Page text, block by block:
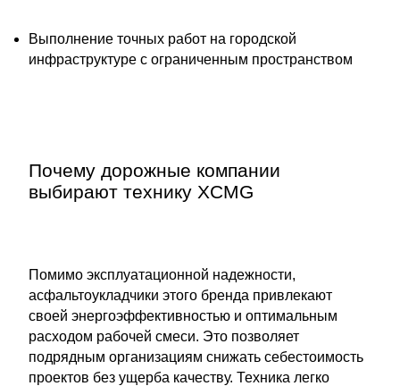
Выполнение точных работ на городской
инфраструктуре с ограниченным пространством
Почему дорожные компании
выбирают технику XCMG
Помимо эксплуатационной надежности,
асфальтоукладчики этого бренда привлекают
своей энергоэффективностью и оптимальным
расходом рабочей смеси. Это позволяет
подрядным организациям снижать себестоимость
проектов без ущерба качеству. Техника легко